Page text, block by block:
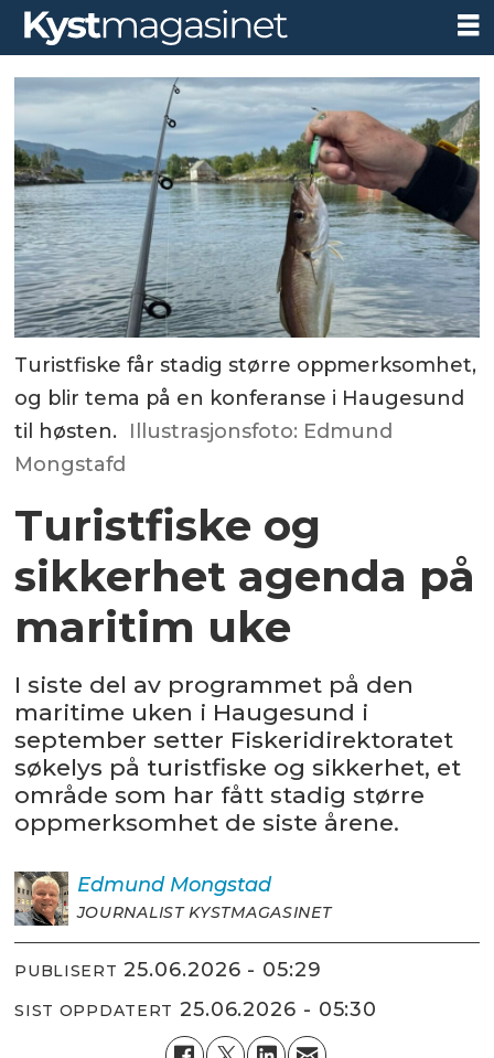
Turistfiske får stadig større oppmerksomhet,
og blir tema på en konferanse i Haugesund
til høsten. Illustrasjonsfoto: Edmund
Mongstafd
Turistfiske og
sikkerhet agenda på
maritim uke
I siste del av programmet på den
maritime uken i Haugesund i
september setter Fiskeridirektoratet
søkelys på turistfiske og sikkerhet, et
område som har fått stadig større
oppmerksomhet de siste årene.
Edmund Mongstad
JOURNALIST KYSTMAGASINET
PUBLISERT 25.06.2026 - 05:29
SIST OPPDATERT 25.06.2026 - 05:30